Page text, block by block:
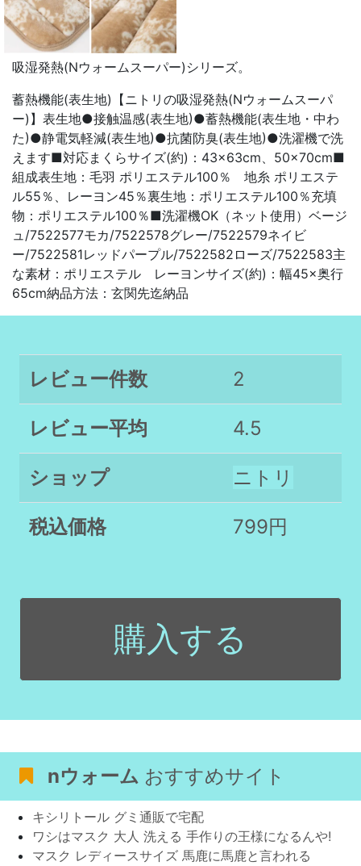
吸湿発熱(Nウォームスーパー)シリーズ。
蓄熱機能(表生地)【ニトリの吸湿発熱(Nウォームスーパ
ー)】表生地●接触温感(表生地)●蓄熱機能(表生地・中わ
た)●静電気軽減(表生地)●抗菌防臭(表生地)●洗濯機で洗
えます■対応まくらサイズ(約)：43×63cm、50×70cm■
組成表生地：毛羽 ポリエステル100％ 地糸 ポリエステ
ル55％、レーヨン45％裏生地：ポリエステル100％充填
物：ポリエステル100％■洗濯機OK（ネット使用）ベージ
ュ/7522577モカ/7522578グレー/7522579ネイビ
ー/7522581レッドパープル/7522582ローズ/7522583主
な素材：ポリエステル レーヨンサイズ(約)：幅45×奥行
65cm納品方法：玄関先迄納品
レビュー件数 2
レビュー平均 4.5
ショップ ニトリ
税込価格 799円
購入する
nウォーム おすすめサイト
キシリトール グミ通販で宅配
ワシはマスク 大人 洗える 手作りの王様になるんや!
マスク レディースサイズ 馬鹿に馬鹿と言われる